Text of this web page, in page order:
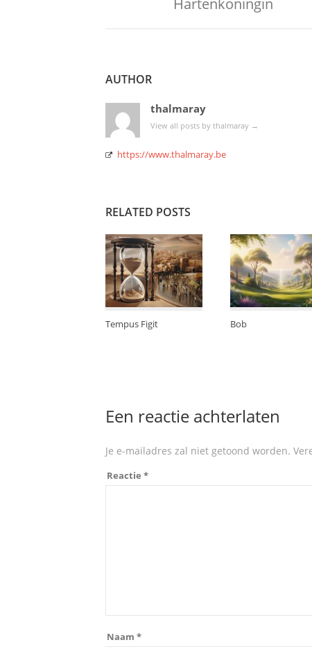
Hartenkoningin
AUTHOR
thalmaray
View all posts by thalmaray →
https://www.thalmaray.be
RELATED POSTS
Tempus Figit Bob
Een reactie achterlaten
Je e-mailadres zal niet getoond worden.
Reactie *
Naam *